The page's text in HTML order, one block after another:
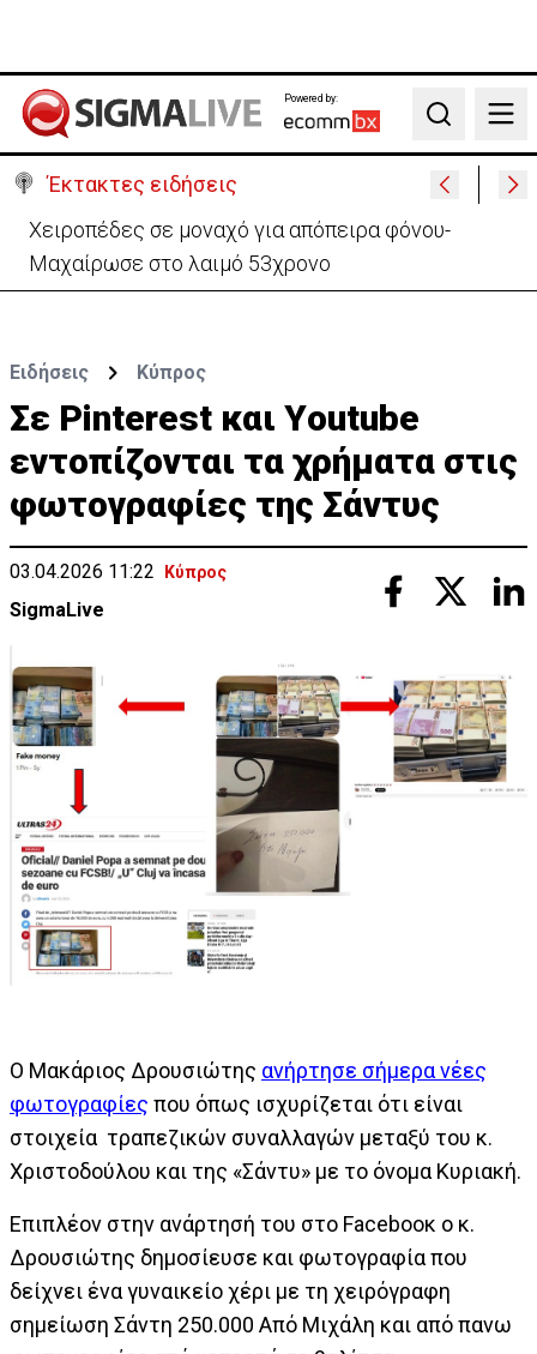
Powered by:
Search
Έκτακτες ειδήσεις
Ιράν: Απορρίπτει τη συμφωνία Σ. Αραβίας, Τουρκίας,
Πακιστάν-«Μόνο στα χαρτιά»
Ειδήσεις Κύπρος
Σε Pinterest και Υoutube
εντοπίζονται τα χρήματα στις
φωτογραφίες της Σάντυς
03.04.2026 11:22 Κύπρος
SigmaLive
Ο Μακάριος Δρουσιώτης ανήρτησε σήμερα νέες
φωτογραφίες που όπως ισχυρίζεται ότι είναι
στοιχεία τραπεζικών συναλλαγών μεταξύ του κ.
Χριστοδούλου και της «Σάντυ» με το όνομα Κυριακή.
Επιπλέον στην ανάρτησή του στο Facebooκ o κ.
Δρουσιώτης δημοσίευσε και φωτογραφία που
δείχνει ένα γυναικείο χέρι με τη χειρόγραφη
σημείωση Σάντη 250.000 Από Μιχάλη και από πανω